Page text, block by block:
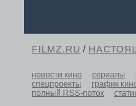
FILMZ.RU /
новости кино сериалы
спецпроекты
график
полный RSS-поток